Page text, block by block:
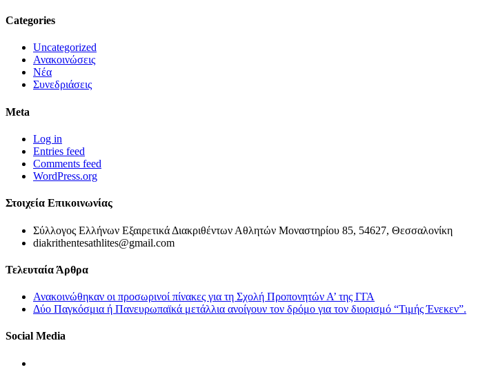
Categories
Uncategorized
Ανακοινώσεις
Νέα
Συνεδριάσεις
Meta
Log in
Entries feed
Comments feed
WordPress.org
Στοιχεία Επικοινωνίας
Σύλλογος Ελλήνων Εξαιρετικά Διακριθέντων Αθλητών Μοναστηρίου 85, 54627, Θεσσαλονίκη
diakrithentesathlites@gmail.com
Τελευταία Άρθρα
Ανακοινώθηκαν οι προσωρινοί πίνακες για τη Σχολή Προπονητών Α’ της ΓΓΑ
Δύο Παγκόσμια ή Πανευρωπαϊκά μετάλλια ανοίγουν τον δρόμο για τον διορισμό “Τιμής Ένεκεν”.
Social Media